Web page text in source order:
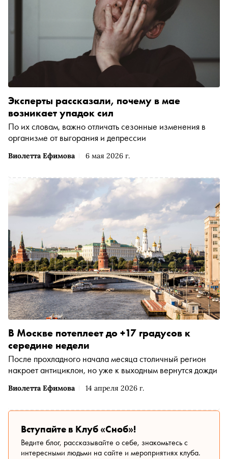
Виолетта Ефимова 6 мая 2026 г.
Эксперты рассказали, почему в мае
возникает упадок сил
По их словам, важно отличать сезонные изменения в
организме от выгорания и депрессии
Виолетта Ефимова 14 апреля 2026 г.
В Москве потеплеет до +17 градусов к
середине недели
После прохладного начала месяца столичный регион
накроет антициклон, но уже к выходным вернутся дожди
Вступайте в Клуб «Сноб»!
Ведите блог, рассказывайте о себе, знакомьтесь с
интересными людьми на сайте и мероприятиях клуба.